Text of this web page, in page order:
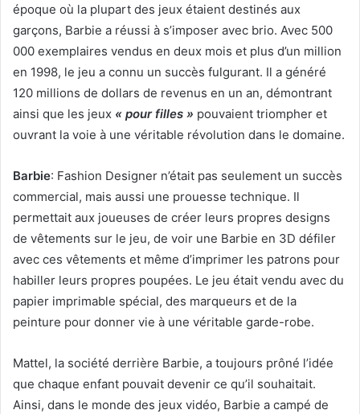
époque où la plupart des jeux étaient destinés aux
garçons, Barbie a réussi à s’imposer avec brio. Avec 500
000 exemplaires vendus en deux mois et plus d’un million
en 1998, le jeu a connu un succès fulgurant. Il a généré
120 millions de dollars de revenus en un an, démontrant
ainsi que les jeux « pour filles » pouvaient triompher et
ouvrant la voie à une véritable révolution dans le domaine.
Barbie: Fashion Designer n’était pas seulement un succès
commercial, mais aussi une prouesse technique. Il
permettait aux joueuses de créer leurs propres designs
de vêtements sur le jeu, de voir une Barbie en 3D défiler
avec ces vêtements et même d’imprimer les patrons pour
habiller leurs propres poupées. Le jeu était vendu avec du
papier imprimable spécial, des marqueurs et de la
peinture pour donner vie à une véritable garde-robe.
Mattel, la société derrière Barbie, a toujours prôné l’idée
que chaque enfant pouvait devenir ce qu’il souhaitait.
Ainsi, dans le monde des jeux vidéo, Barbie a campé de